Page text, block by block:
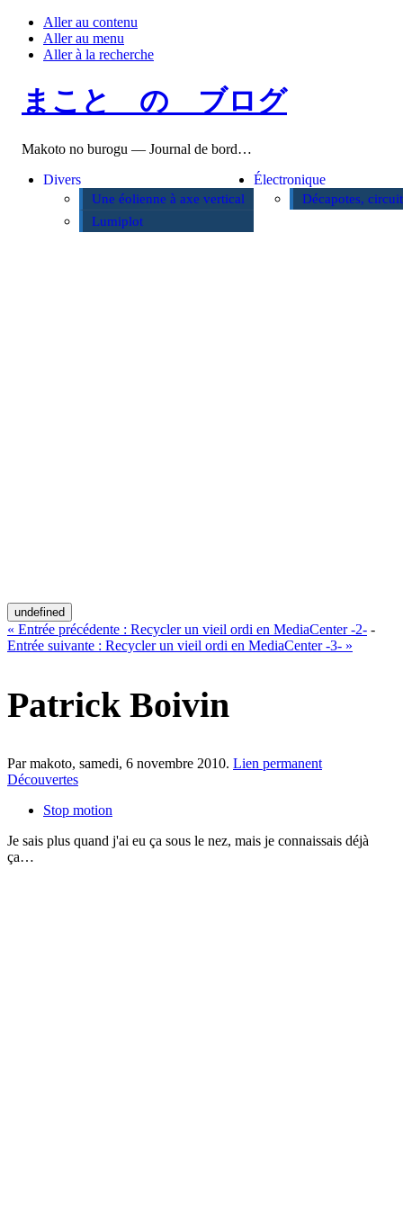
Aller au contenu
Aller au menu
Aller à la recherche
まこと の ブログ
Makoto no burogu — Journal de bord…
Divers
Une éolienne à axe vertical
Lumiplot
Électronique
Décapotes,
undefined
« Entrée précédente : Recycler un vieil ordi en MediaCenter -2- -
Entrée suivante : Recycler un vieil ordi en MediaCenter -3- »
Patrick Boivin
Par makoto, samedi, 6 novembre 2010. Lien permanent
Découvertes
Stop motion
Je sais plus quand j'ai eu ça sous le nez, mais je connaissais déjà
ça…